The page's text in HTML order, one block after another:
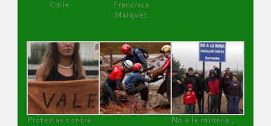
Chile
Francisca
Márquez
Protestas contra
No a la minería ,